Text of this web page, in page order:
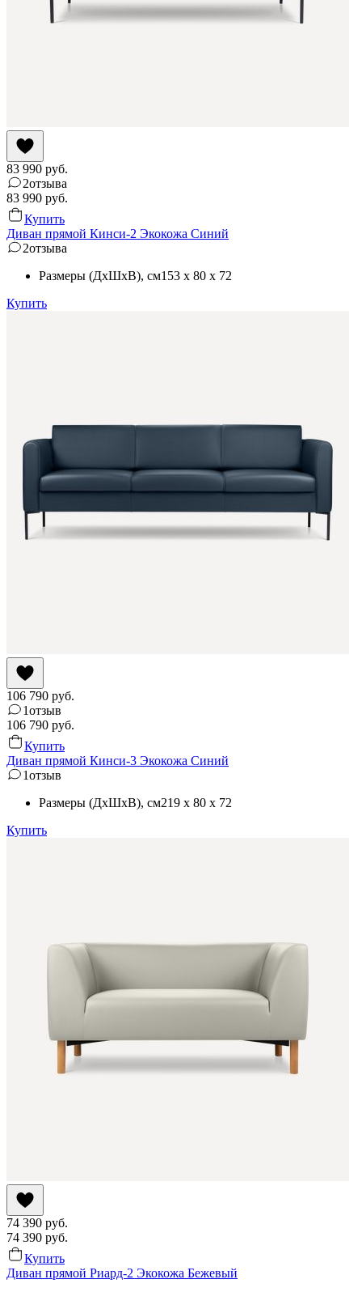
83 990 руб.
2отзыва
83 990 руб.
Купить
Диван прямой Кинси-2 Экокожа Синий
2отзыва
Размеры (ДхШхВ), см153 x 80 x 72
Купить
106 790 руб.
1отзыв
106 790 руб.
Купить
Диван прямой Кинси-3 Экокожа Синий
1отзыв
Размеры (ДхШхВ), см219 x 80 x 72
Купить
74 390 руб.
74 390 руб.
Купить
Диван прямой Риард-2 Экокожа Бежевый